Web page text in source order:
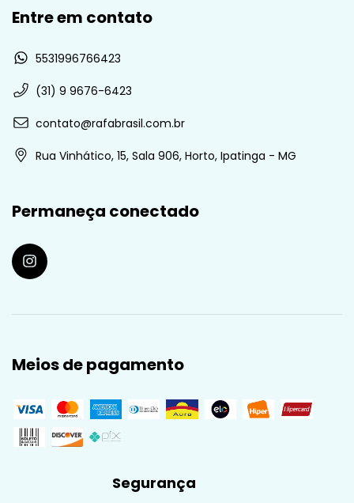
Entre em contato
5531996766423
(31) 9 9676-6423
contato@rafabrasil.com.br
Rua Vinhático, 15, Sala 906, Horto, Ipatinga - MG
Permaneça conectado
Meios de pagamento
Segurança